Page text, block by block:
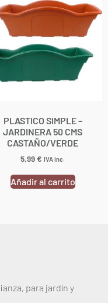
PLASTICO SIMPLE –
JARDINERA 50 CMS
CASTAÑO/VERDE
5,99€ IVA inc.
Añadir al carrito
para jardín y